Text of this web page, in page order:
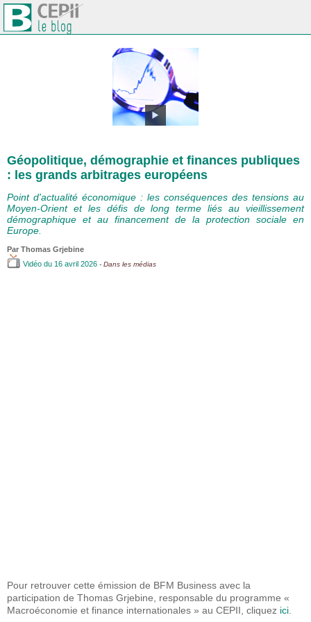
Géopolitique, démographie et finances publiques
: les grands arbitrages européens
Point d'actualité économique : les conséquences des tensions au
Moyen-Orient et les défis de long terme liés au vieillissement
démographique et au financement de la protection sociale en
Europe.
Par Thomas Grjebine
Vidéo du 16 avril 2026 - Dans les médias
Pour retrouver cette émission de BFM Business avec la
participation de Thomas Grjebine, responsable du programme «
Macroéconomie et finance internationales » au CEPII, cliquez ici.